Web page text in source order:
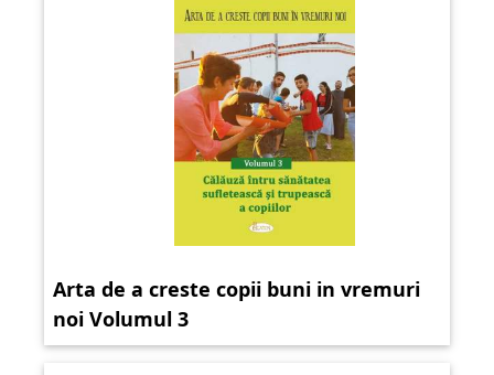
Arta de a creste copii buni in vremuri
noi Volumul 3